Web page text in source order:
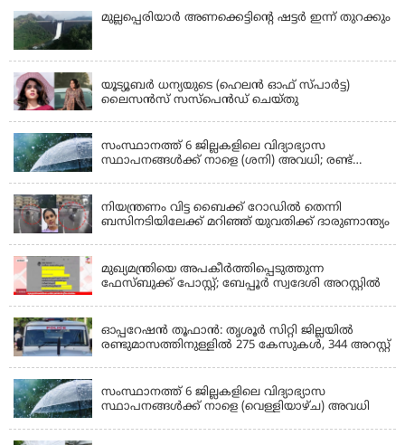
മുല്ലപ്പെരിയാര്‍ അണക്കെട്ടിൻ്റെ ഷട്ടര്‍ ഇന്ന് തുറക്കും
യൂട്യൂബർ ധന്യയുടെ (ഹെലൻ ഓഫ് സ്പാർട്ട)
ലൈസൻസ് സസ്‌പെൻഡ് ചെയ്തു
സംസ്ഥാനത്ത് 6 ജില്ലകളിലെ വിദ്യാഭ്യാസ
സ്ഥാപനങ്ങൾക്ക് നാളെ (ശനി) അവധി; രണ്ട്
നിയന്ത്രണം വിട്ട ബൈക്ക് റോഡിൽ തെന്നി
ബസിനടിയിലേക്ക് മറിഞ്ഞ് യുവതിക്ക് ദാരുണാന്ത്യം
മുഖ്യമന്ത്രിയെ അപകീർത്തിപ്പെടുത്തുന്ന
ഫേസ്‌ബുക്ക് പോസ്റ്റ്; ബേപ്പൂർ സ്വദേശി അറസ്റ്റിൽ
ഓപ്പറേഷൻ തൂഫാൻ: തൃശൂർ സിറ്റി ജില്ലയിൽ
രണ്ടുമാസത്തിനുള്ളിൽ 275 കേസുകൾ, 344 അറസ്റ്റ്
സംസ്ഥാനത്ത് 6 ജില്ലകളിലെ വിദ്യാഭ്യാസ
സ്ഥാപനങ്ങൾക്ക് നാളെ (വെള്ളിയാഴ്ച) അവധി